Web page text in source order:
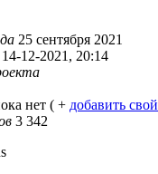
25 сентября 2021
14-12-2021, 20:14
нет ( + добавить свой
3 342